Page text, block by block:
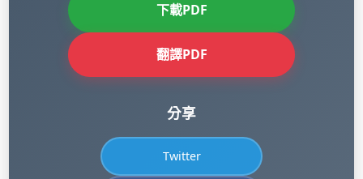
下載PDF
翻譯PDF
分享
Twitter